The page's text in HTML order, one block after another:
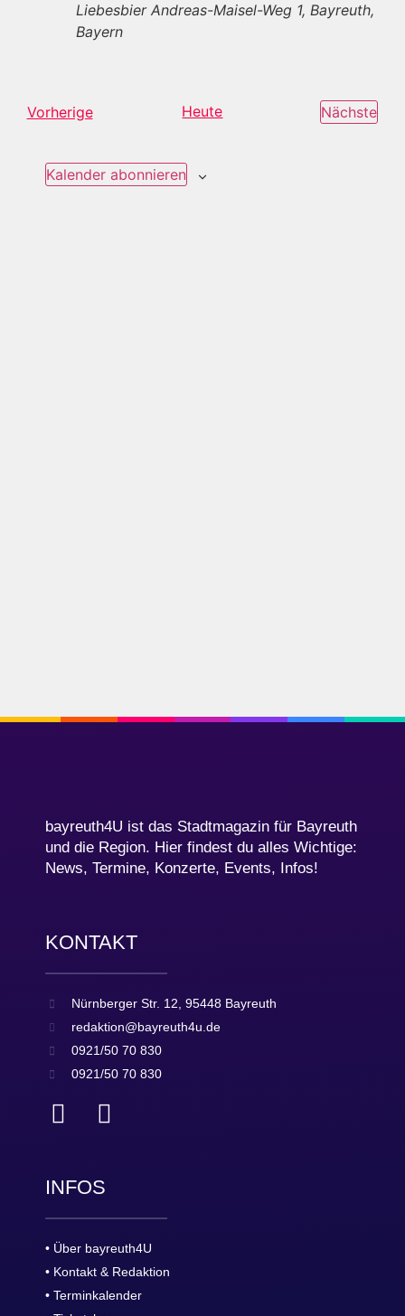
Liebesbier Andreas-Maisel-Weg 1, Bayreuth,
Bayern
VorherigeVeranstaltungenHeute Nächste
Kalender abonnieren
bayreuth4U ist das Stadtmagazin für Bayreuth
und die Region. Hier findest du alles Wichtige:
News, Termine, Konzerte, Events, Infos!
KONTAKT
Nürnberger Str. 12, 95448 Bayreuth
redaktion@bayreuth4u.de
0921/50 70 830
0921/50 70 830
INFOS
• Über bayreuth4U
• Kontakt & Redaktion
• Terminkalender